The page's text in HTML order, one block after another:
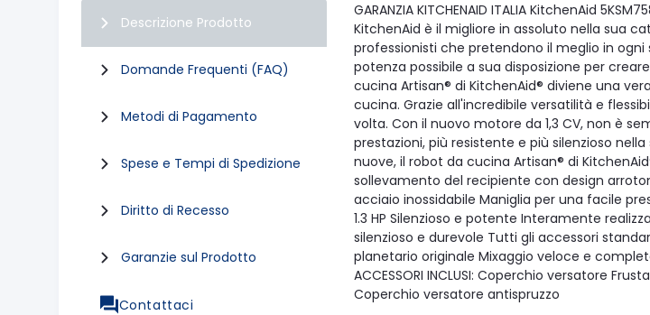
Descrizione Prodotto
Domande Frequenti (FAQ)
Metodi di Pagamento
Spese e Tempi di Spedizione
Diritto di Recesso
Garanzie sul Prodotto
Contattaci
GARANZIA KITCHENAID ITALIA KitchenAid
KitchenAid è il migliore in assoluto nella sua
professionisti che pretendono il meglio in
potenza possibile a sua disposizione per
cucina Artisan® di KitchenAid® diviene una
cucina. Grazie all'incredibile versatilità e
volta. Con il nuovo motore da 1,3 CV, non è
prestazioni, più resistente e più silenzioso
nuove, il robot da cucina Artisan® di
sollevamento del recipiente con design
acciaio inossidabile Maniglia per una facile
1.3 HP Silenzioso e potente Interamente
silenzioso e durevole Tutti gli accessori
planetario originale Mixaggio veloce e
ACCESSORI INCLUSI: Coperchio versatore
Coperchio versatore antispruzzo